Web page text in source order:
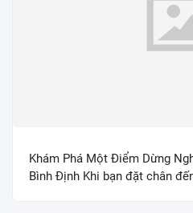
Khám Phá Một Điểm Dừng
Bình Định Khi bạn đặt chân